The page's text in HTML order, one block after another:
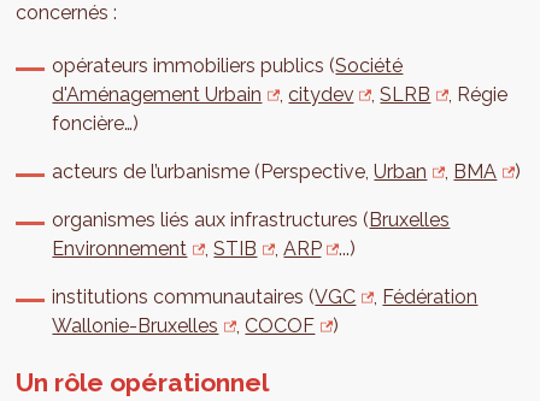
concernés :
opérateurs immobiliers publics (Société
d'Aménagement Urbain
,citydev ,SLRB
, Régie
foncière…)
acteurs de l’urbanisme (Perspective,Urban , BMA )
organismes liés aux infrastructures ( Bruxelles
Environnement
,STIB ,ARP ...)
institutions communautaires (VGC , Fédération
Wallonie-Bruxelles
,COCOF )
Un rôle opérationnel